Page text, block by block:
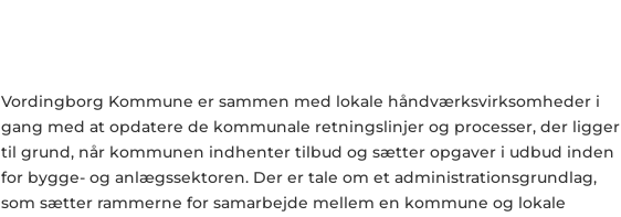
Vordingborg Kommune er sammen med lokale håndværksvirksomheder i
gang med at opdatere de kommunale retningslinjer og processer, der ligger
til grund, når kommunen indhenter tilbud og sætter opgaver i udbud inden
for bygge- og anlægssektoren. Der er tale om et administrationsgrundlag,
som sætter rammerne for samarbejde mellem en kommune og lokale